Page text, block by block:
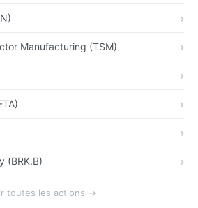
Manufacturing (TSM)
(BRK.B)
toutes les actions →